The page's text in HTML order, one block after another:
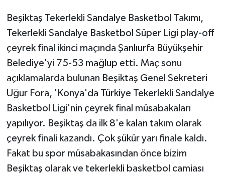
Beşiktaş Tekerlekli Sandalye Basketbol Takımı,
Tekerlekli Sandalye Basketbol Süper Ligi play-off
çeyrek final ikinci maçında Şanlıurfa Büyükşehir
Belediye'yi 75-53 mağlup etti. Maç sonu
açıklamalarda bulunan Beşiktaş Genel Sekreteri
Uğur Fora, 'Konya'da Türkiye Tekerlekli Sandalye
Basketbol Ligi'nin çeyrek final müsabakaları
yapılıyor. Beşiktaş da ilk 8'e kalan takım olarak
çeyrek finali kazandı. Çok şükür yarı finale kaldı.
Fakat bu spor müsabakasından önce bizim
Beşiktaş olarak ve tekerlekli basketbol camiası
Jandarma
KÜLTÜR SANAT
MAGAZİN
Otomobil
POLİTİKA
Sağlık